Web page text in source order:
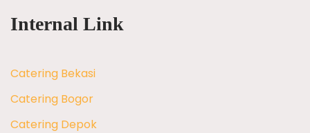
Internal Link
Catering Bekasi
Catering Bogor
Catering Depok